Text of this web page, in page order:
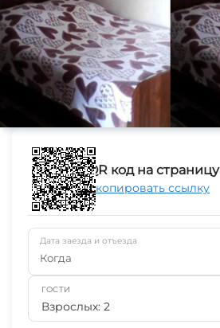
QR код на страницу
Скопировать ссылку
Дата заезда и отъезда
Когда
ГОСТИ
Взрослых: 2